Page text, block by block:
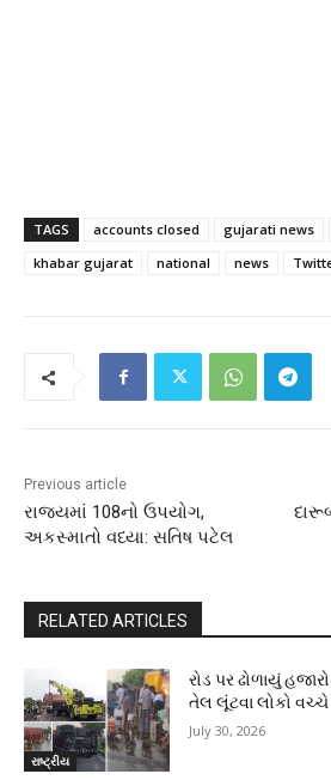
TAGS accounts closed gujarati news
khabar gujarat
national news
Previous article
રાજ્યમાં 108નો ઉપયોગ,
અકસ્માતો વધ્યા: સતિષ પટેલ
RELATED ARTICLES
રાષ્ટ્રીય
રોડ પર ઢોળાયું
તેલ લૂંટવા લોકો વચ્ચે
July 30, 2026